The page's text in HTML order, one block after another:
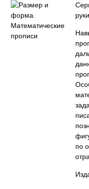
по